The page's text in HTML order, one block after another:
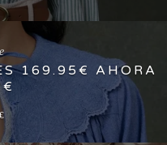
169.95€ AHORA
€